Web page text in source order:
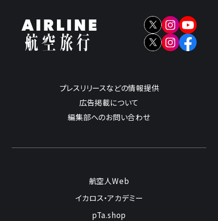
プレスリリースなどの情報提供
広告掲載について
編集部へのお問い合わせ
航空人Web
イカロス・アカデミー
pTa.shop